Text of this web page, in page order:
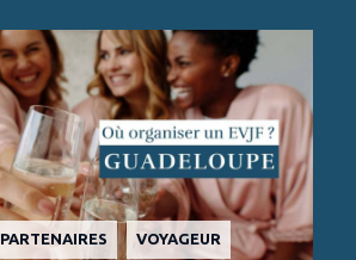
PARTENAIRES VOYAGEUR